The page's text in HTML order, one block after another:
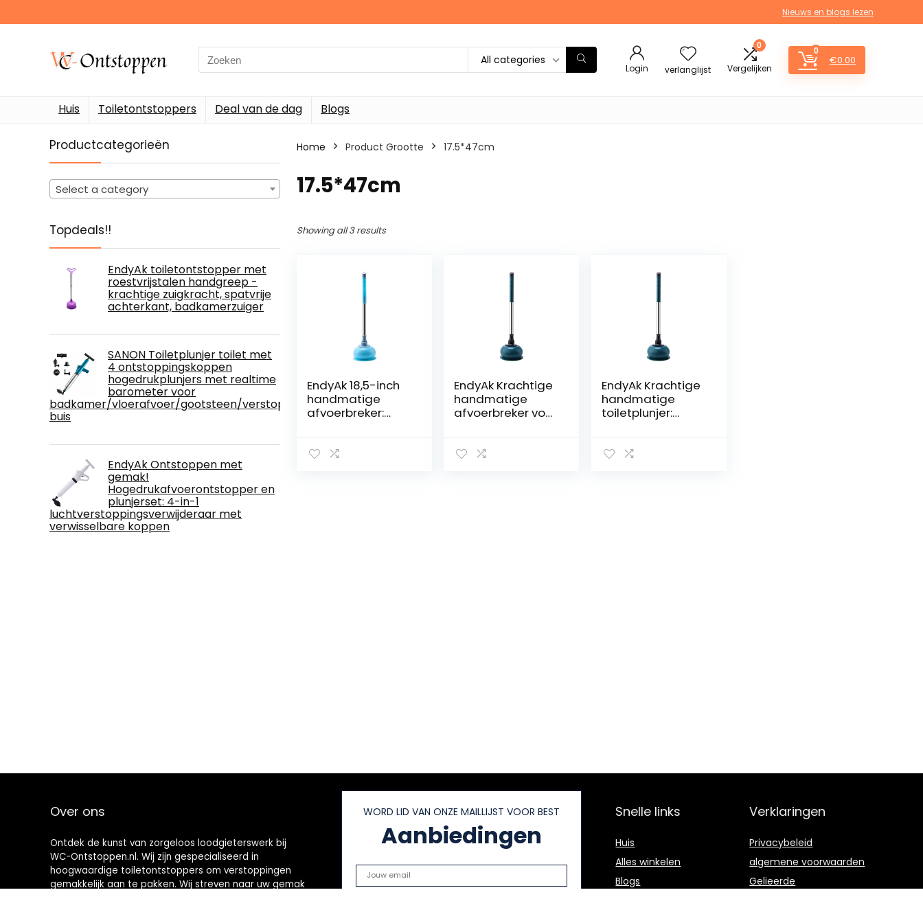
Nieuws en blogs lezen
Search
for:
All categories
Login verlanglijst
0
Vergelijken
0
€0.00
Huis Toiletontstoppers Deal van de dag Blogs
Productcategorieën
Select a category
Topdeals!!
EndyAk toiletontstopper met
roestvrijstalen handgreep -
krachtige zuigkracht, spatvrije
achterkant, badkamerzuiger
SANON Toiletplunjer toilet met
4 ontstoppingskoppen
hogedrukplunjers met realtime
barometer voor
badkamer/vloerafvoer/gootsteen/verstopte
buis
EndyAk Ontstoppen met
gemak!
Hogedrukafvoerontstopper en
plunjerset: 4-in-1
luchtverstoppingsverwijderaar met
verwisselbare koppen
Home Product Grootte ‎17.5*47cm
‎17.5*47cm
Showing all 3 results
EndyAk 18,5-inch
handmatige
afvoerbreker:
zuigkracht voor
EndyAk Krachtige
handmatige
afvoerbreker voor
douches –
EndyAk Krachtige
handmatige
toiletplunjer:
gemak en
Over ons
Ontdek de kunst van zorgeloos loodgieterswerk bij
WC-Ontstoppen.nl. Wij zijn gespecialiseerd in
hoogwaardige toiletontstoppers om verstoppingen
gemakkelijk aan te pakken. Wij streven naar uw gemak
WORD LID VAN ONZE MAILLIJST VOOR BEST
Aanbiedingen
Snelle links
Huis
Alles winkelen
Blogs
Verklaringen
Privacybeleid
algemene voorwaarden
Gelieerde
openbaarmaking